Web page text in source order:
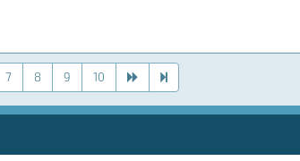
7 8 9 10